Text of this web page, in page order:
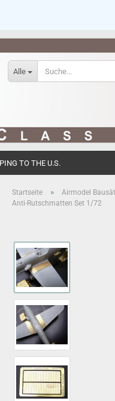
Alle
TO THE U.S.
Startseite » Airmodel
Anti-Rutschmatten Set 1/72